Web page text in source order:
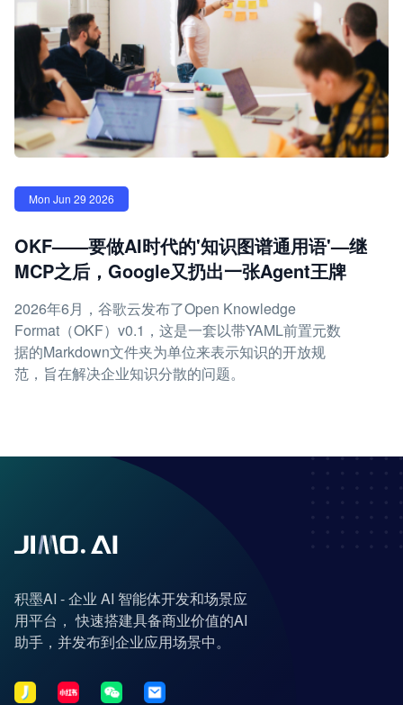
Mon Jun 29 2026
OKF——要做AI时代的'知识图谱通用语'—继
MCP之后，Google又扔出一张Agent王牌
2026年6月，谷歌云发布了Open Knowledge
Format（OKF）v0.1，这是一套以带YAML前置元数
据的Markdown文件夹为单位来表示知识的开放规
范，旨在解决企业知识分散的问题。
积墨AI - 企业 AI 智能体开发和场景应
用平台， 快速搭建具备商业价值的AI
助手，并发布到企业应用场景中。